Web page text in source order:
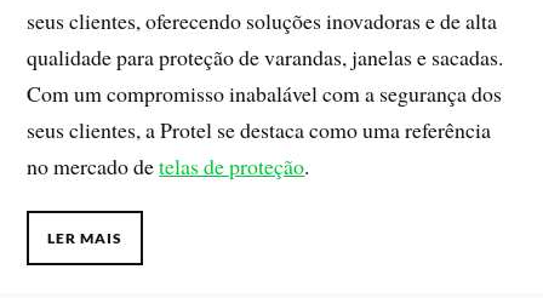
seus clientes, oferecendo soluções inovadoras e de alta
qualidade para proteção de varandas, janelas e sacadas.
Com um compromisso inabalável com a segurança dos
seus clientes, a Protel se destaca como uma referência
no mercado detelas de proteção.
LER MAIS